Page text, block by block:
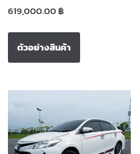
619,000.00 ฿
ตัวอย่างสินค้า